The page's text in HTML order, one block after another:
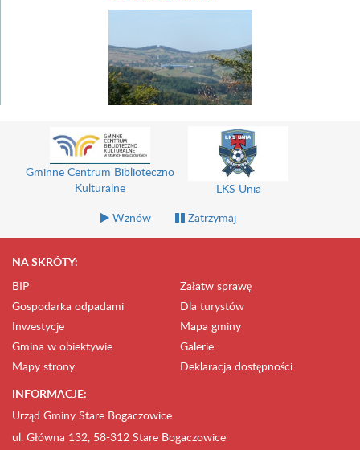
Gminne Centrum Biblioteczno
Kulturalne
LKS Unia
Wznów
Zatrzymaj
NA SKRÓTY:
BIP
Załatw sprawę
Gospodarka odpadami
Dla turystów
Inwestycje
Mapa gminy
Gmina w obiektywie
Galerie
Mapy strony
Deklaracja dostępności
INFORMACJE:
Urząd Gminy Stare Bogaczowice
ul. Główna 132, 58-312 Stare Bogaczowice